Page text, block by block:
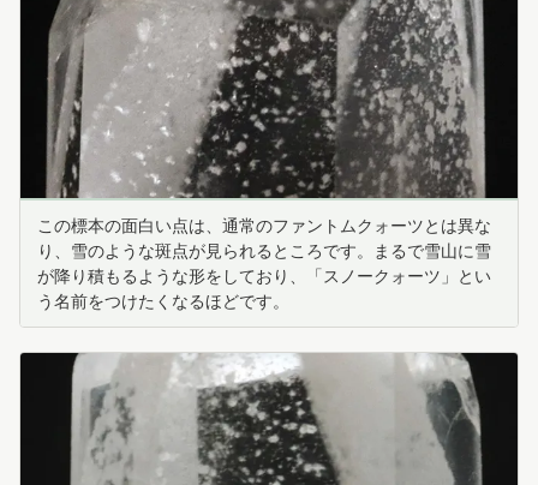
この標本の面白い点は、通常のファントムクォーツとは異な
り、雪のような斑点が見られるところです。まるで雪山に雪
が降り積もるような形をしており、「スノークォーツ」とい
う名前をつけたくなるほどです。